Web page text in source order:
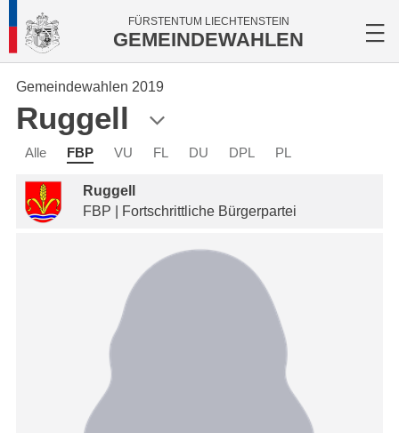
FÜRSTENTUM LIECHTENSTEIN
GEMEINDEWAHLEN
Gemeindewahlen 2019
Ruggell
Alle FBP VU FL DU DPL PL
Ruggell
FBP | Fortschrittliche Bürgerpartei